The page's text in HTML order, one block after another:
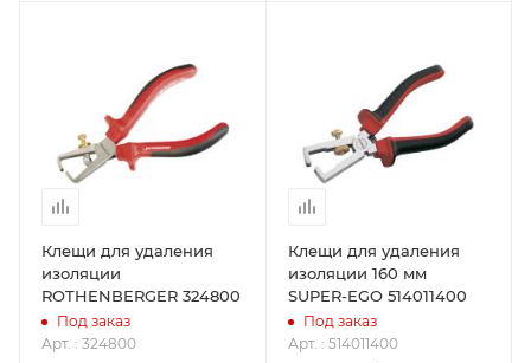
Клещи для удаления
изоляции
ROTHENBERGER 324800
Под заказ
Арт. : 324800
Клещи для удаления
изоляции 160 мм
SUPER-EGO 514011400
Под заказ
Арт. : 514011400